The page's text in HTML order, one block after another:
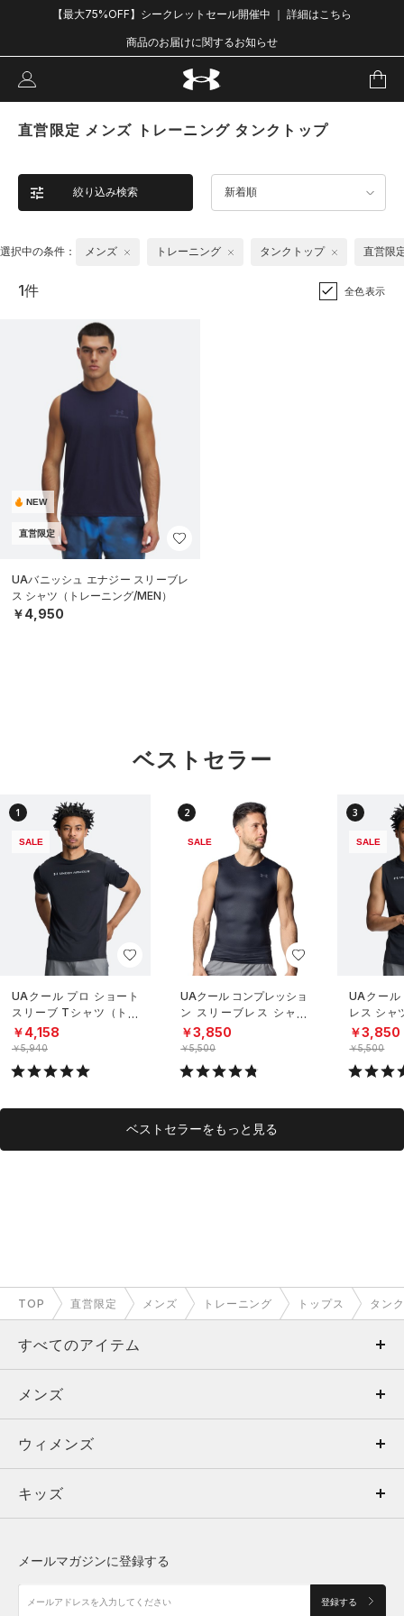
【最大75%OFF】シークレットセール開催中 ｜ 詳細はこちら
商品のお届けに関するお知らせ
直営限定 メンズ トレーニング タンクトップ
絞り込み検索 新着順
選択中の条件： メンズ トレーニング タンクトップ 直営限
1件 全色表示
NEW
直営限定
UAバニッシュ エナジー スリーブレ
ス シャツ（トレーニング/MEN）
￥4,950
ベストセラー
1
SALE
UAクール プロ ショート
スリーブ Tシャツ（トレ
ーニング/MEN）
￥4,158
￥5,940
2
SALE
UAクール コンプレッショ
ン スリーブレス シャツ
（トレーニング/MEN）
￥3,850
￥5,500
3
SALE
UAクール
レス シャ
グ/MEN）
￥3,850
￥5,500
ベストセラーをもっと見る
TOP 直営限定 メンズ トレーニング トップス タン
すべてのアイテム
メンズ
ウィメンズ
キッズ
アクセサリー
メンズ
トップス
ボトムス
アクセサリー
ウィメンズ
トップス
シューズ
キッズ
メールマガジンに登録する
登録する